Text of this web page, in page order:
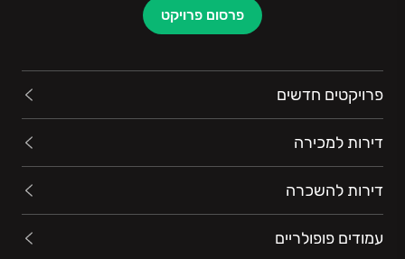
פרסום פרויקט
פרויקטים חדשים
דירות למכירה
דירות להשכרה
עמודים פופולריים